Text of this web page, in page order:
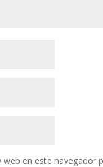
en este navegador